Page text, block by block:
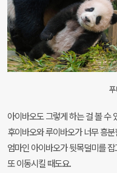
아이바오도 그렇게 하는 걸 볼 수
후이바오와 루이바오가 너무 흥
엄마인 아이바오가 뒷목덜미를
또 이동시킬 때도요.